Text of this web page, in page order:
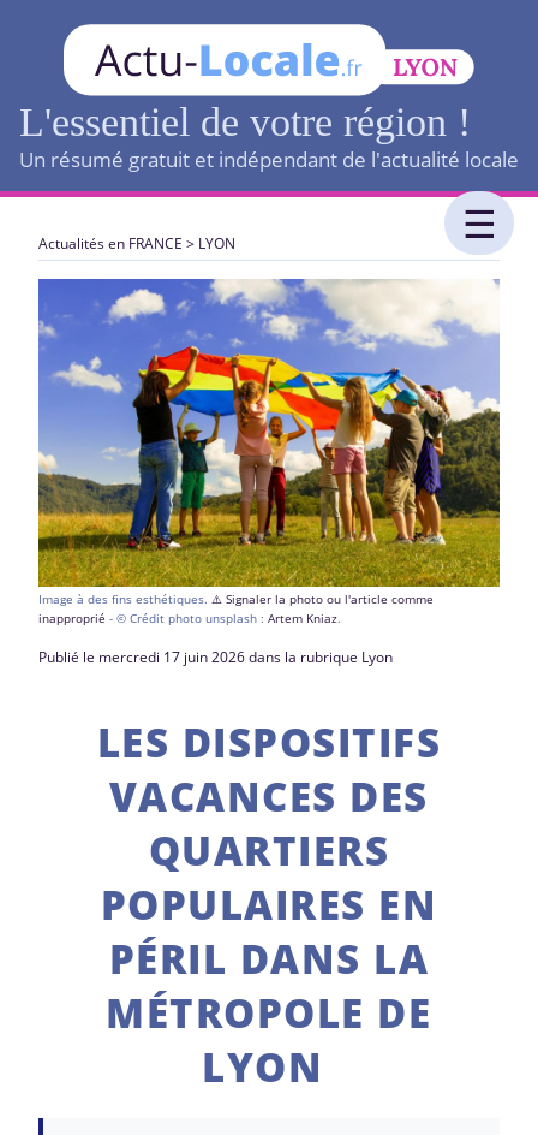
L'essentiel de votre région !
Un résumé gratuit et indépendant de l'actualité locale
Actualités en FRANCE > LYON
Image à des fins esthétiques. ⚠️ Signaler la photo ou l'article comme
inapproprié - © Crédit photo unsplash : Artem Kniaz.
Publié le mercredi 17 juin 2026 dans la rubrique Lyon
LES DISPOSITIFS
VACANCES DES
QUARTIERS
POPULAIRES EN
PÉRIL DANS LA
MÉTROPOLE DE
LYON